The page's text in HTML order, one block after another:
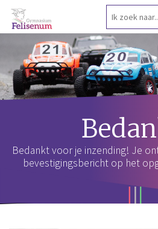
Bedankt voor je inzending! Je
bevestigingsbericht op het